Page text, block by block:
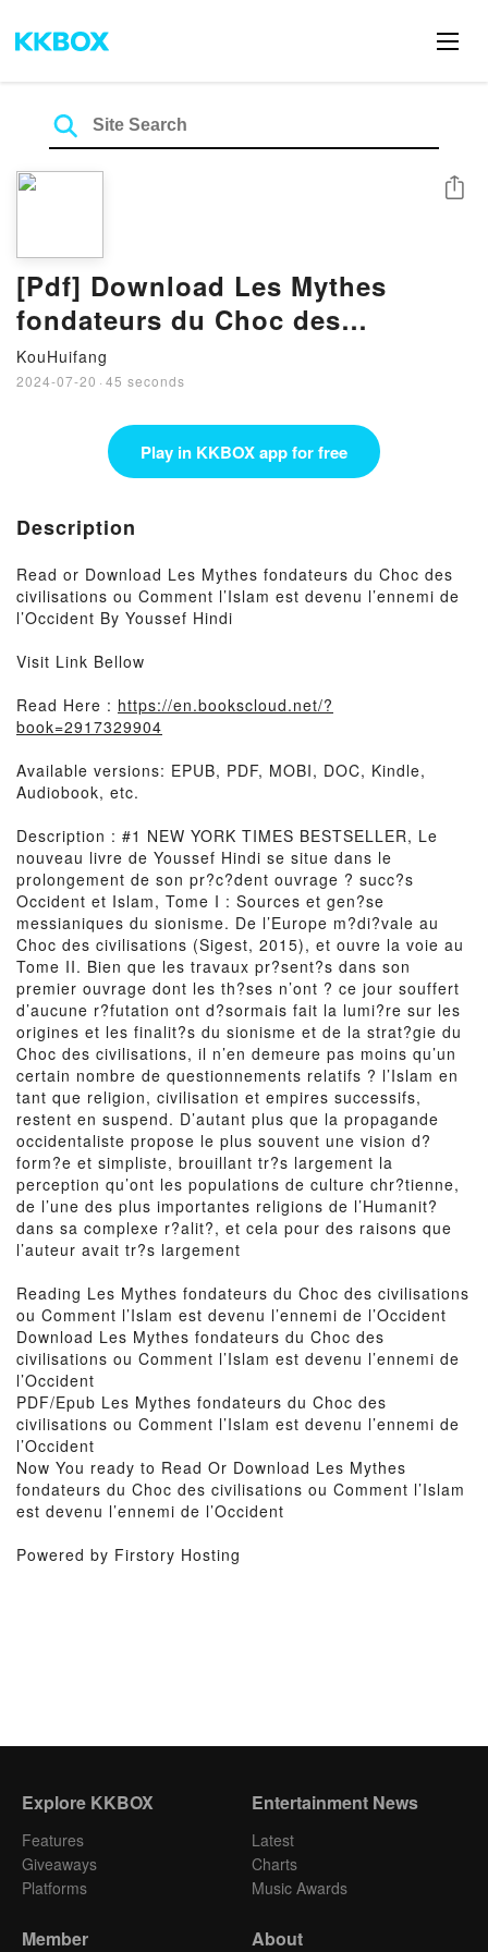
[Pdf] Download Les Mythes
fondateurs du Choc des
civilisations ou Comment l’Islam
est devenu
KouHuifang
2024-07-20 · 45 seconds
Share
Play in KKBOX app for free
Description
Read or Download Les Mythes fondateurs du Choc des
civilisations ou Comment l’Islam est devenu l’ennemi de
l’Occident By Youssef Hindi
Visit Link Bellow
Read Here : https://en.bookscloud.net/?
book=2917329904
Available versions: EPUB, PDF, MOBI, DOC, Kindle,
Audiobook, etc.
Description : #1 NEW YORK TIMES BESTSELLER, Le
nouveau livre de Youssef Hindi se situe dans le
prolongement de son pr?c?dent ouvrage ? succ?s
Occident et Islam, Tome I : Sources et gen?se
messianiques du sionisme. De l’Europe m?di?vale au
Choc des civilisations (Sigest, 2015), et ouvre la voie au
Tome II. Bien que les travaux pr?sent?s dans son
premier ouvrage dont les th?ses n’ont ? ce jour souffert
d’aucune r?futation ont d?sormais fait la lumi?re sur les
origines et les finalit?s du sionisme et de la strat?gie du
Choc des civilisations, il n’en demeure pas moins qu’un
certain nombre de questionnements relatifs ? l’Islam en
tant que religion, civilisation et empires successifs,
restent en suspend. D’autant plus que la propagande
occidentaliste propose le plus souvent une vision d?
form?e et simpliste, brouillant tr?s largement la
perception qu’ont les populations de culture chr?tienne,
de l’une des plus importantes religions de l’Humanit?
dans sa complexe r?alit?, et cela pour des raisons que
l’auteur avait tr?s largement
Reading Les Mythes fondateurs du Choc des civilisations
ou Comment l’Islam est devenu l’ennemi de l’Occident
Download Les Mythes fondateurs du Choc des
civilisations ou Comment l’Islam est devenu l’ennemi de
l’Occident
PDF/Epub Les Mythes fondateurs du Choc des
civilisations ou Comment l’Islam est devenu l’ennemi de
l’Occident
Now You ready to Read Or Download Les Mythes
fondateurs du Choc des civilisations ou Comment l’Islam
est devenu l’ennemi de l’Occident
Powered by Firstory Hosting
Explore KKBOX
Features
Giveaways
Platforms
Entertainment News
Latest
Charts
Music Awards
Member About